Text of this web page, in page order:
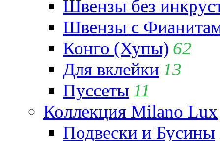
Швензы без
Швензы с
Конго (Хупы) 62
Для вклейки 13
Пуссеты 11
Коллекция Milano Lux
Подвески и Бусины